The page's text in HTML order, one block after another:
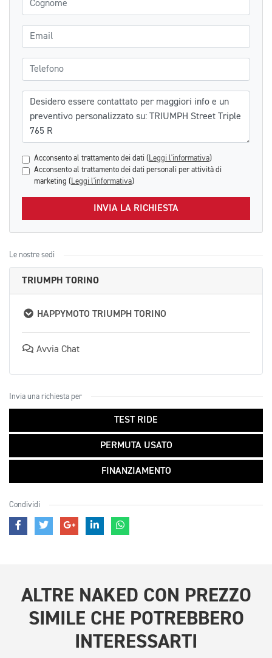
Email
Telefono
Messaggio
Acconsento al trattamento dei dati ( Leggi l'informativa)
Acconsento al trattamento dei dati personali per attività di
marketing ( Leggi l'informativa)
INVIA LA RICHIESTA
Le nostre sedi
TRIUMPH TORINO
HAPPYMOTO TRIUMPH TORINO
Avvia Chat
Invia una richiesta per
TEST RIDE
PERMUTA USATO
FINANZIAMENTO
Condividi
ALTRE NAKED CON PREZZO
SIMILE CHE POTREBBERO
INTERESSARTI